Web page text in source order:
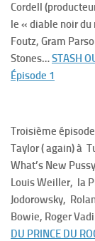
Cordell
le « diable noir du
Foutz, Gram
Stones…STASH
Épisode 1
Troisième
Taylor ( again) à
What’s New
Louis Weiller, la
Jodorowsky,
Bowie, Roger
DU PRINCE DU